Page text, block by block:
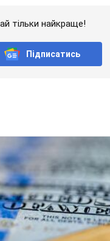
долара: